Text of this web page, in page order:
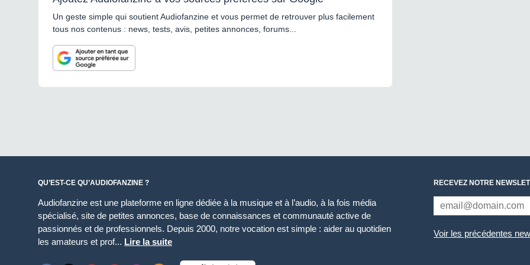
Un geste simple qui soutient Audiofanzine et vous permet de retrouver plus facilement
tous nos contenus : news, tests, avis, petites annonces, forums...
QU’EST-CE QU’AUDIOFANZINE ?
Audiofanzine est une plateforme en ligne dédiée à la musique et à l’audio, à la fois média
spécialisé, site de petites annonces, base de connaissances et communauté active de
passionnés et de professionnels. Depuis 2000, notre vocation est simple : aider au quotidien
les amateurs et prof... Lire la suite
RECEVEZ NOTRE
Voir les précédentes